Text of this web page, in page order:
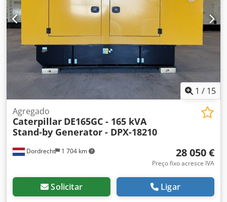
1 / 15
Dordrecht 1 704 km
Agregado
Caterpillar DE165GC - 165 kVA
Stand-by Generator - DPX-18210
28 050 €
Preço fixo acresce IVA
Solicitar Ligar